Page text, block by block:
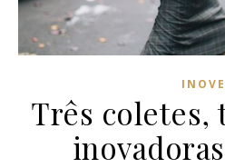
INOVE
Três coletes,